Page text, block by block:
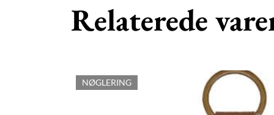
Relaterede
NØGLERING